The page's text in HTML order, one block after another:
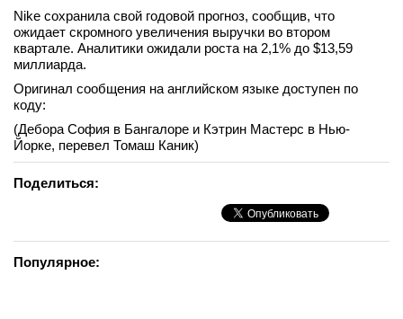
Стать автором
Вход
Nike сохранила свой годовой прогноз, сообщив, что
ожидает скромного увеличения выручки во втором
квартале. Аналитики ожидали роста на 2,1% до $13,59
миллиарда.
Оригинал сообщения на английском языке доступен по
коду:
(Дебора София в Бангалоре и Кэтрин Мастерс в Нью-
Йорке, перевел Томаш Каник)
Поделиться:
Популярное: